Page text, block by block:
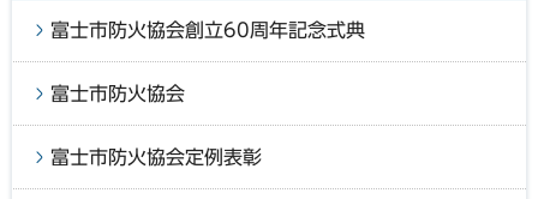
富士市防火協会創立60周年記念式典
富士市防火協会
富士市防火協会定例表彰